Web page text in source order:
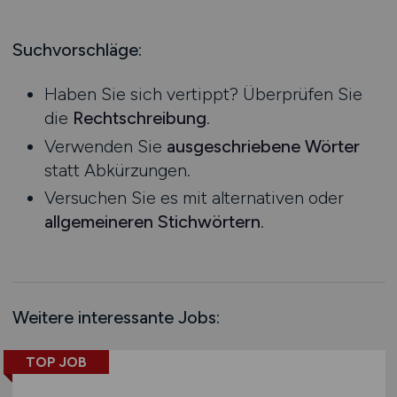
Kaffee / Tee
Konstruktion
Landwirtschaft / Agrar
Logistik / Materialwirtschaft
Management / Leitung
Marketing / PR / Werbung
Medizin
Non-Food
Ausbildung / Studium
Praktikum
Mecklenburg-Vorpommern
Nordrhein-Westfalen
Rheinland-Pfalz
Saarland
Sachsen
Sachsen-Anhalt
Schleswig-Holstein
Schweiz
Europa
International
Suchvorschläge:
Haben Sie sich vertippt? Überprüfen Sie
die Rechtschreibung.
Verwenden Sie ausgeschriebene Wörter
statt Abkürzungen.
Versuchen Sie es mit alternativen oder
allgemeineren Stichwörtern.
Weitere interessante Jobs:
TOP JOB